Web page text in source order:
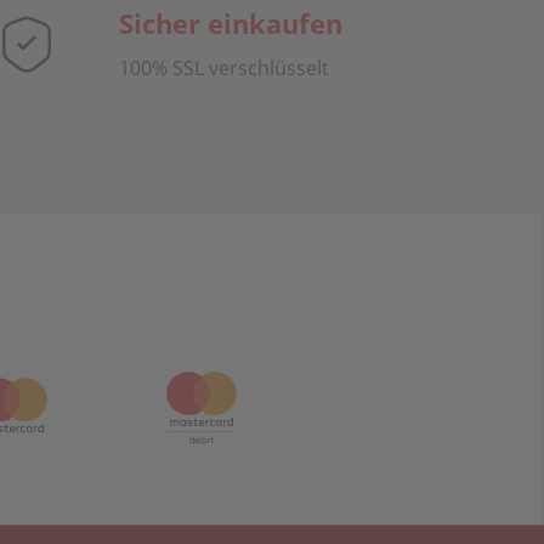
Sicher einkaufen
100% SSL verschlüsselt